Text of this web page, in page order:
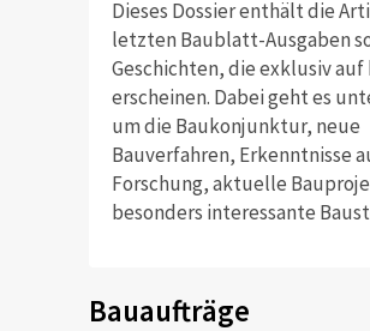
Dieses Dossier enthält die
letzten Baublatt-Ausgaben
Geschichten, die exklusiv
erscheinen. Dabei geht es
um die Baukonjunktur, neue
Bauverfahren, Erkenntnisse
Forschung, aktuelle
besonders interessante
Bauaufträge